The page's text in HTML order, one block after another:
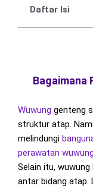
Daftar Isi
Bagaimana
Wuwung genteng
struktur atap.
melindungi
perawatan wuwung
Selain itu,
antar bidang atap.